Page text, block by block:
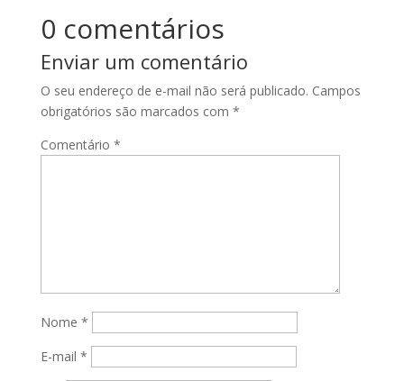
0 comentários
Enviar um comentário
O seu endereço de e-mail não será publicado. Campos
obrigatórios são marcados com *
Comentário *
Nome *
E-mail *